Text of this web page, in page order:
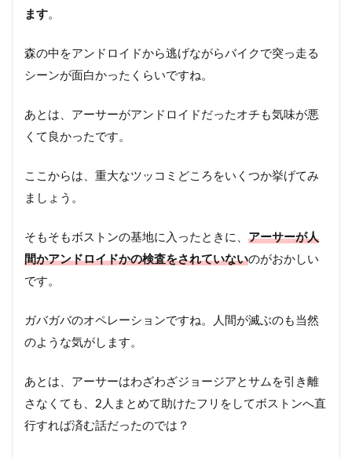
ます。
森の中をアンドロイドから逃げながらバイクで突っ走る
シーンが面白かったくらいですね。
あとは、アーサーがアンドロイドだったオチも気味が悪
くて良かったです。
ここからは、重大なツッコミどころをいくつか挙げてみ
ましょう。
そもそもボストンの基地に入ったときに、 アーサーが人
間かアンドロイドかの検査をされていないのがおかしい
です。
ガバガバのオペレーションですね。人間が滅ぶのも当然
のような気がします。
あとは、アーサーはわざわざジョージアとサムを引き離
さなくても、2人まとめて助けたフリをしてボストンへ直
行すれば済む話だったのでは？